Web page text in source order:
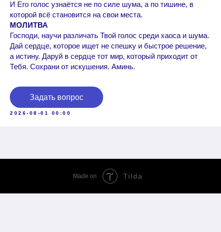
И Его голос узнаётся не по силе шума, а по тишине, в
которой всё становится на свои места.
МОЛИТВА
Господи, научи различать Твой голос среди хаоса и шума.
Дай сердце, которое ищет не спешку и быстрое решение,
а истину. Даруй в сердце тот мир, который приходит от
Тебя. Сохрани от искушения. Аминь.
Задать вопрос
2026-08-01 00:00
Made on Tilda